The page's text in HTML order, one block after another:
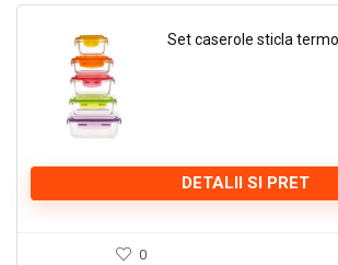
Set caserole sticla
DETALII SI PRET
0